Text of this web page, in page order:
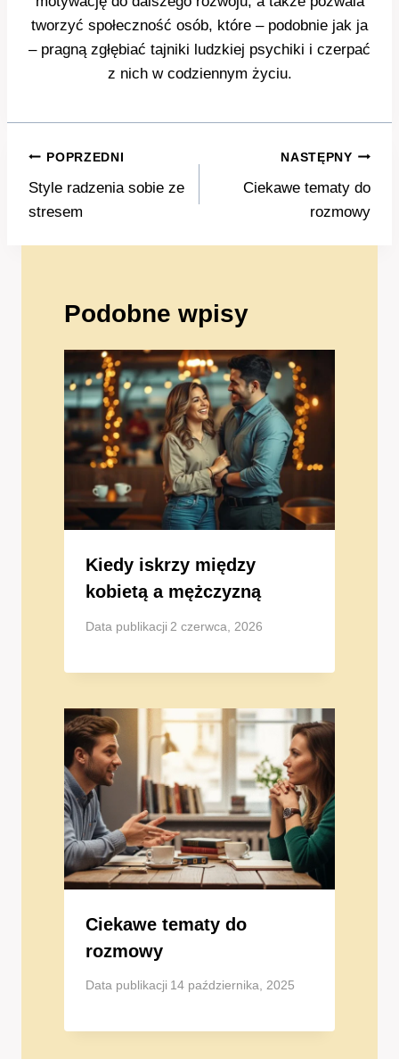
tworzyć społeczność osób, które – podobnie jak ja
– pragną zgłębiać tajniki ludzkiej psychiki i czerpać
z nich w codziennym życiu.
Nawigacja
wpisu
POPRZEDNI
Style radzenia sobie ze
stresem
NASTĘPNY
Ciekawe tematy do
rozmowy
Podobne wpisy
Kiedy iskrzy między
kobietą a mężczyzną
Data publikacji 2 czerwca, 2026
Ciekawe tematy do
rozmowy
Data publikacji 14 października, 2025